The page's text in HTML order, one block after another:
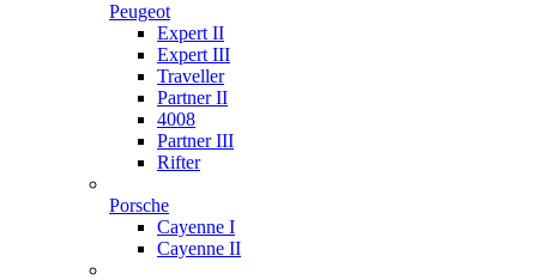
Peugeot
Expert II
Expert III
Traveller
Partner II
4008
Partner III
Rifter
Porsche
Cayenne I
Cayenne II